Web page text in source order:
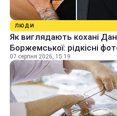
ЛЮДИ
Як виглядають кохані
Боржемської: рідкісні
07 серпня 2026, 15:19